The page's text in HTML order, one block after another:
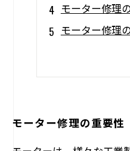
モーター修理
モーター修理
モーター修理の重要性